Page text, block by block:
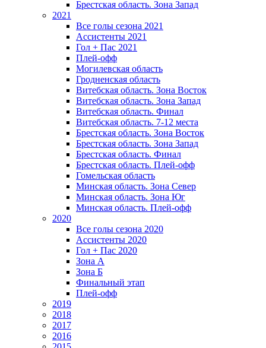
Брестская область. Зона Запад
2021
Все голы сезона 2021
Ассистенты 2021
Гол + Пас 2021
Плей-офф
Могилевская область
Гродненская область
Витебская область. Зона Восток
Витебская область. Зона Запад
Витебская область. Финал
Витебская область. 7-12 места
Брестская область. Зона Восток
Брестская область. Зона Запад
Брестская область. Финал
Брестская область. Плей-офф
Гомельская область
Минская область. Зона Север
Минская область. Зона Юг
Минская область. Плей-офф
2020
Все голы сезона 2020
Ассистенты 2020
Гол + Пас 2020
Зона А
Зона Б
Финальный этап
Плей-офф
2019
2018
2017
2016